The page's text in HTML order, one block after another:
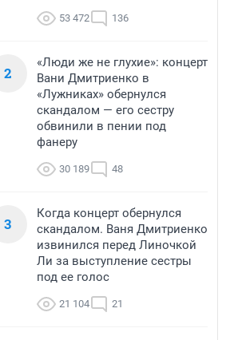
53 472 136
2
«Люди же не глухие»: концерт
Вани Дмитриенко в
«Лужниках» обернулся
скандалом — его сестру
обвинили в пении под
фанеру
30 189 48
3
Когда концерт обернулся
скандалом. Ваня Дмитриенко
извинился перед Линочкой
Ли за выступление сестры
под ее голос
21 104 21